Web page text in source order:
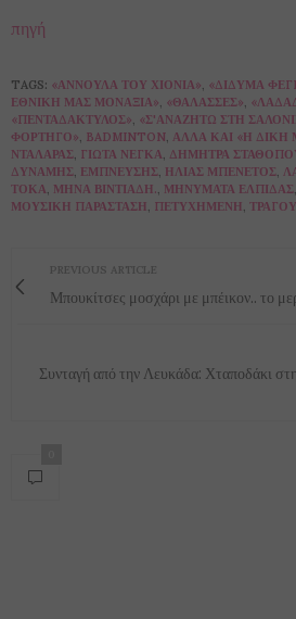
πηγή
TAGS: «ΑΝΝΟΎΛΑ ΤΟΥ ΧΙΟΝΙΆ», «ΔΊΔΥΜΑ
ΕΘΝΙΚΉ ΜΑΣ ΜΟΝΑΞΙΆ», «ΘΆΛΑΣΣΕΣ»,
«ΠΕΝΤΑΔΆΚΤΥΛΟΣ», «Σ'ΑΝΑΖΗΤΏ ΣΤΗ
ΦΟΡΤΗΓΌ», BADMINTON, ΑΛΛΆ ΚΑΙ «Η ΔΙΚΉ
ΝΤΑΛΆΡΑΣ, ΓΙΏΤΑ ΝΈΓΚΑ, ΔΉΜΗΤΡΑ
ΔΎΝΑΜΗΣ, ΈΜΠΝΕΥΣΗΣ, ΗΛΊΑΣ ΜΠΕΝΈΤΟΣ,
ΤΌΚΑ, ΜΗΝΆ ΒΙΝΤΙΆΔΗ., ΜΗΝΎΜΑΤΑ ΕΛΠΊΔΑΣ,
ΜΟΥΣΙΚΉ ΠΑΡΆΣΤΑΣΗ, ΠΕΤΥΧΗΜΈΝΗ,
PREVIOUS ARTICLE
Μπουκίτσες μοσχάρι με μπέικον.. το
Συνταγή από την Λευκάδα: Χταποδάκι